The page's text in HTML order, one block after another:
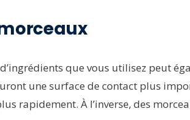
que vous utilisez peut
une surface de contact plus
rapidement. À l’inverse, des